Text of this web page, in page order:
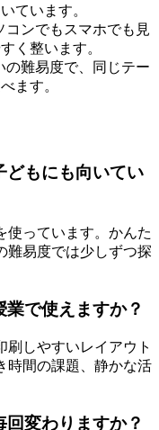
ています。
コンでもスマホでも見
く整います。
の難易度で、同じテー
ます。
どもにも向いてい
使っています。かんた
難易度では少しずつ探
で使えますか？
刷しやすいレイアウト
時間の課題、静かな活
変わりますか？